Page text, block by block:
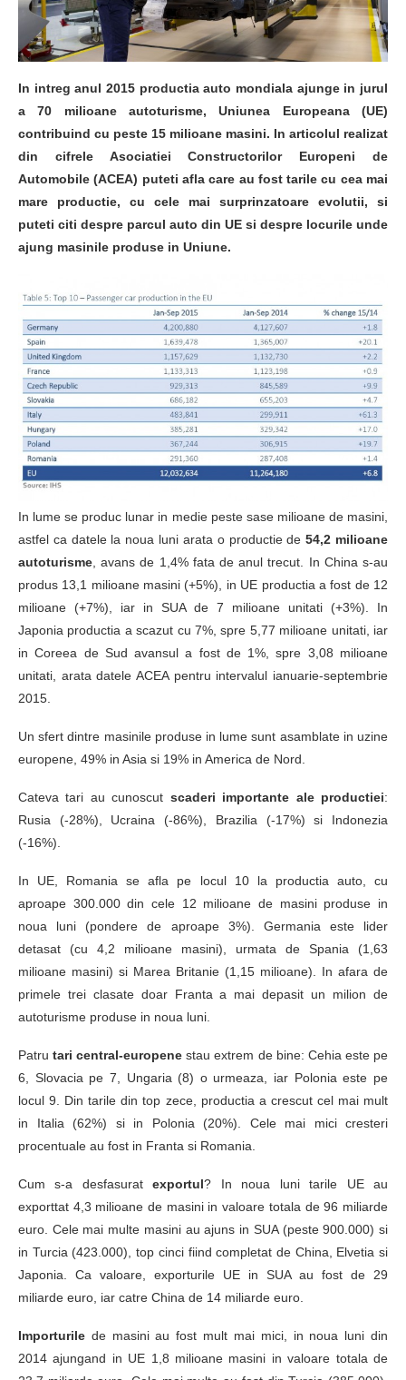
In intreg anul 2015 productia auto mondiala ajunge in jurul
a 70 milioane autoturisme, Uniunea Europeana (UE)
contribuind cu peste 15 milioane masini. In articolul realizat
din cifrele Asociatiei Constructorilor Europeni de
Automobile (ACEA) puteti afla care au fost tarile cu cea mai
mare productie, cu cele mai surprinzatoare evolutii, si
puteti citi despre parcul auto din UE si despre locurile unde
ajung masinile produse in Uniune.
In lume se produc lunar in medie peste sase milioane de masini,
astfel ca datele la noua luni arata o productie de54,2 milioane
autoturisme , avans de 1,4% fata de anul trecut. In China s-au
produs 13,1 milioane masini (+5%), in UE productia a fost de 12
milioane (+7%), iar in SUA de 7 milioane unitati (+3%). In
Japonia productia a scazut cu 7%, spre 5,77 milioane unitati, iar
in Coreea de Sud avansul a fost de 1%, spre 3,08 milioane
unitati, arata datele ACEA pentru intervalul ianuarie-septembrie
2015.
Un sfert dintre masinile produse in lume sunt asamblate in uzine
europene, 49% in Asia si 19% in America de Nord.
Cateva tari au cunoscut scaderi importante ale productiei:
Rusia (-28%), Ucraina (-86%), Brazilia (-17%) si Indonezia
(-16%).
In UE, Romania se afla pe locul 10 la productia auto, cu
aproape 300.000 din cele 12 milioane de masini produse in
noua luni (pondere de aproape 3%). Germania este lider
detasat (cu 4,2 milioane masini), urmata de Spania (1,63
milioane masini) si Marea Britanie (1,15 milioane). In afara de
primele trei clasate doar Franta a mai depasit un milion de
autoturisme produse in noua luni.
Patrutari central-europene stau extrem de bine: Cehia este pe
6, Slovacia pe 7, Ungaria (8) o urmeaza, iar Polonia este pe
locul 9. Din tarile din top zece, productia a crescut cel mai mult
in Italia (62%) si in Polonia (20%). Cele mai mici cresteri
procentuale au fost in Franta si Romania.
Cum s-a desfasuratexportul? In noua luni tarile UE au
exporttat 4,3 milioane de masini in valoare totala de 96 miliarde
euro. Cele mai multe masini au ajuns in SUA (peste 900.000) si
in Turcia (423.000), top cinci fiind completat de China, Elvetia si
Japonia. Ca valoare, exporturile UE in SUA au fost de 29
miliarde euro, iar catre China de 14 miliarde euro.
Importurile de masini au fost mult mai mici, in noua luni din
2014 ajungand in UE 1,8 milioane masini in valoare totala de